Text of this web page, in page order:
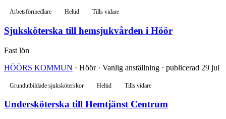
Arbetsförmedlare Heltid Tills vidare
Sjuksköterska till hemsjukvården i Höör
Fast lön
HÖÖRS KOMMUN · Höör · Vanlig anställning · publicerad 29 jul
Grundutbildade sjuksköterskor Heltid Tills vidare
Undersköterska till Hemtjänst Centrum